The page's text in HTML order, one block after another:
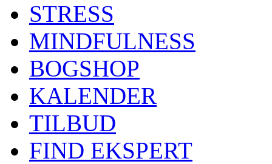
STRESS
MINDFULNESS
BOGSHOP
KALENDER
TILBUD
FIND EKSPERT